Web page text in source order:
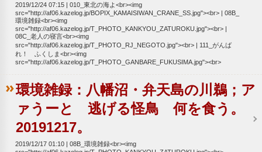
2019/12/24 07:15
010_東北の海よ<br><img
src="http://af06.kazelog.jp/BOPIX_KAMAISIWAN_CRANE_SS.jpg"><br>
08B_
環境雑録<br><img
src="http://af06.kazelog.jp/T_PHOTO_KANKYOU_ZATUROKU.jpg"><br>
08C_老人の寝言<br><img
src="http://af06.kazelog.jp/T_PHOTO_RJ_NEGOTO.jpg"><br>
111_がんば
れ！ ふくしま<br><img
src="http://af06.kazelog.jp/T_PHOTO_GANBARE_FUKUSIMA.jpg"><br>
環境雑録：八幡沼・弁天島の川鵜；ア
ァうーと 逃げる怪鳥 何を食う。
20191217。
2019/12/17 01:10
08B_環境雑録<br><img